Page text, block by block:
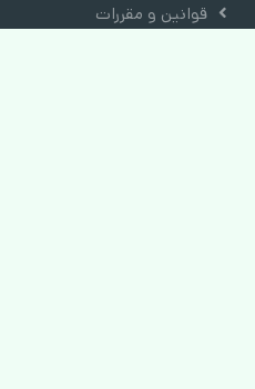
قوانین و مقررات